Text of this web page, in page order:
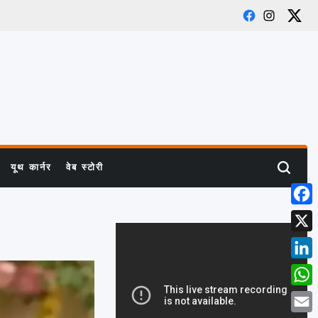
Facebook
Instagram
X
यूथ कार्नर वेब स्टोरी Search
X